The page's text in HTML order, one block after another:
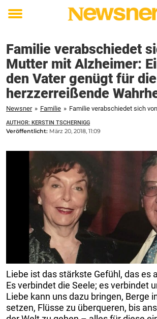
Toggle
Familie verabschiedet
Mutter mit Alzheimer:
den Vater genügt für die
herzzerreißende
Newsner » Familie »
AUTHOR: KERSTIN TSCHERNIGG
Veröffentlicht: März 20, 2018, 11:09
Liebe ist das stärkste Gefühl, das es
Es verbindet die Seele; es verbindet
Liebe kann uns dazu bringen, Berge
setzen, Flüsse zu überqueren, bis